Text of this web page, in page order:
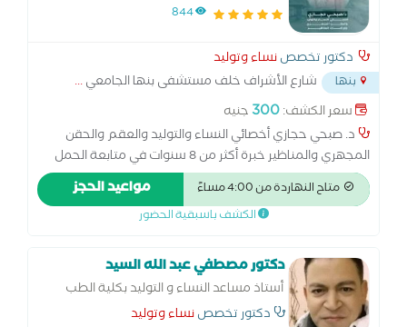
والحقن المجهري وتحديد نوع الجنين
844
دكتور تخصصنساء وتوليد
بنها شارع الأشراف خلف مستشفى بنها الجامعي...
سعر الكشف:300 جنيه
د. صبحي حجازي أخصائي النساء والتوليد والعقم والحقن
المجهري والمناظير خبرة أكثر من 8 سنوات في متابعة الحمل
والولادة الطبيعية والقيصرية، وعلاج تأخر الحمل والحقن
المجهري. متخصص في مناظير الرحم والبطن وعلاج تكيس
المبايض وبطانة الرحم المهاجرة. أسعى لتقديم رعاية متكاملة
وحتى تحقيق حلم الأمومة
متاح النهاردة من 4:00 مساءً مواعيد الحجز
الكشف باسبقية الحضور
دكتور مصطفي عبد الله السيد
أستاذ مساعد النساء و التوليد بكلية الطب
بجامعة بنها
دكتور تخصصنساء وتوليد